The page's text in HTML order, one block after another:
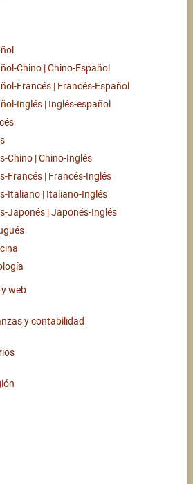
Chino | Chino-Español
Francés | Francés-Español
Inglés | Inglés-español
Chino | Chino-Inglés
Francés | Francés-Inglés
Italiano | Italiano-Inglés
Japonés | Japonés-Inglés
web
y contabilidad